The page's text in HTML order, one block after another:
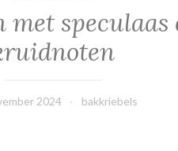
met
2024 bakkriebels